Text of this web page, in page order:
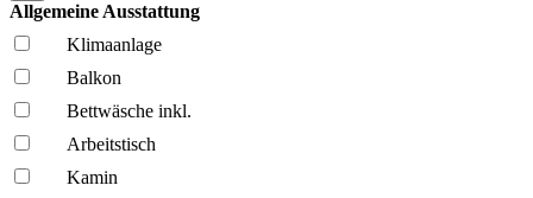
Allgemeine Ausstattung
Klima­anlage
Balkon
Bettwäsche inkl.
Arbeitstisch
Kamin